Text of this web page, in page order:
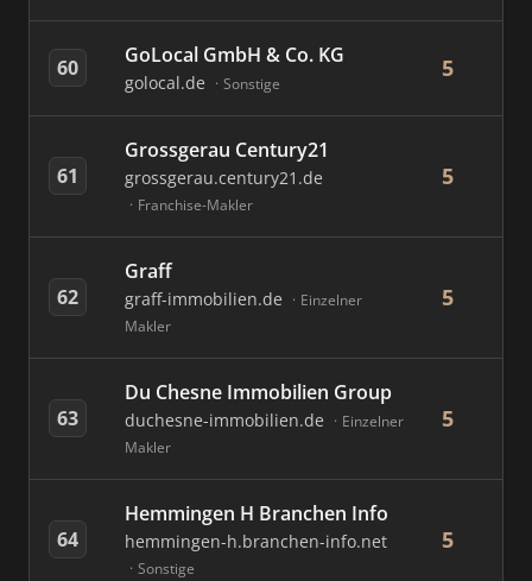
60 GoLocal GmbH & Co. KG
golocal.de Sonstige
5
61
Grossgerau Century21
grossgerau.century21.de
Franchise-Makler
5
62
Graff
graff-immobilien.de
Einzelner
Makler
5
63
Du Chesne Immobilien Group
duchesne-immobilien.de
Einzelner
Makler
5
64
Hemmingen H Branchen Info
hemmingen-h.branchen-info.net
Sonstige
5